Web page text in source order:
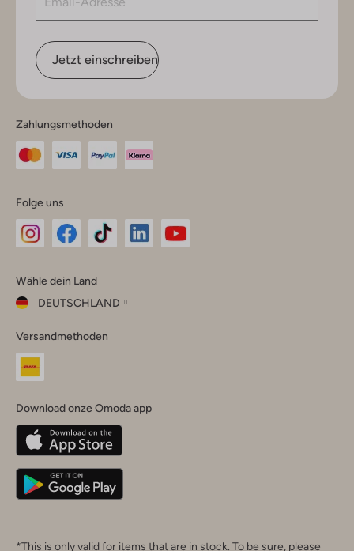
Jetzt einschreiben
Zahlungsmethoden
Folge uns
Instagram
Facebook
TikTok
Wähle dein Land
DEUTSCHLAND
dein
Land
Belgique(Français)
Deutschland
Versandmethoden
Download onze Omoda app
*This is only valid for items that are in stock. To be sure, please